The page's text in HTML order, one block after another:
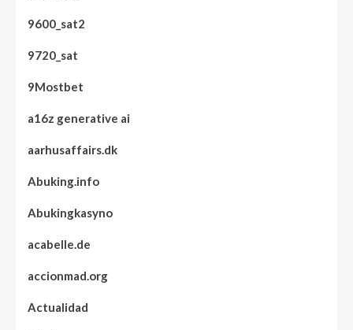
9600_sat2
9720_sat
9Mostbet
a16z generative ai
aarhusaffairs.dk
Abuking.info
Abukingkasyno
acabelle.de
accionmad.org
Actualidad